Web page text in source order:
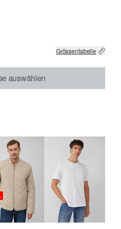
OUT OF STOCK
Grössentabelle
auswählen